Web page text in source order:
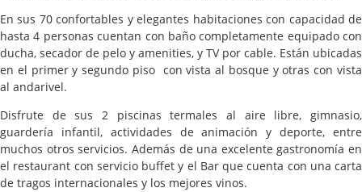
En sus 70 confortables y elegantes habitaciones con capacidad de
hasta 4 personas cuentan con baño completamente equipado con
ducha, secador de pelo y amenities, y TV por cable. Están ubicadas
en el primer y segundo piso con vista al bosque y otras con vista
al andarivel.
Disfrute de sus 2 piscinas termales al aire libre, gimnasio,
guardería infantil, actividades de animación y deporte, entre
muchos otros servicios. Además de una excelente gastronomía en
el restaurant con servicio buffet y el Bar que cuenta con una carta
de tragos internacionales y los mejores vinos.